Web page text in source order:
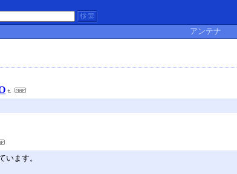
アンテナ
います。